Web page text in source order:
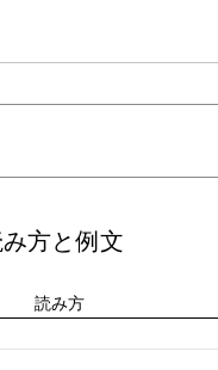
方と例文
読み方